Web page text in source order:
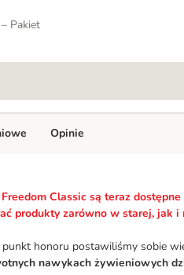
Pakiet
Classic są teraz
produkty zarówno w starej, jak i
punkt honoru postawiliśmy sobie
nawykach żywieniowych
Opinie